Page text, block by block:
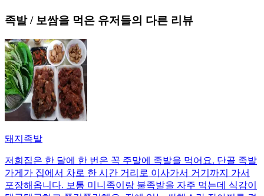
족발 / 보쌈을 먹은 유저들의 다른 리뷰
돼지족발
저희집은 한 달에 한 번은 꼭 주말에 족발을 먹어요. 단골 족발
가게가 집에서 차로 한 시간 거리로 이사가서 거기까지 가서
포장해옵니다. 보통 미니족이랑 불족발을 자주 먹는데 식감이